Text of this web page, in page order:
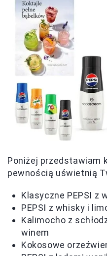
Poniżej przedstawiam
pewnością uświetnią
Klasyczne PEPSI z
PEPSI z whisky i
Kalimocho z
winem
Kokosowe